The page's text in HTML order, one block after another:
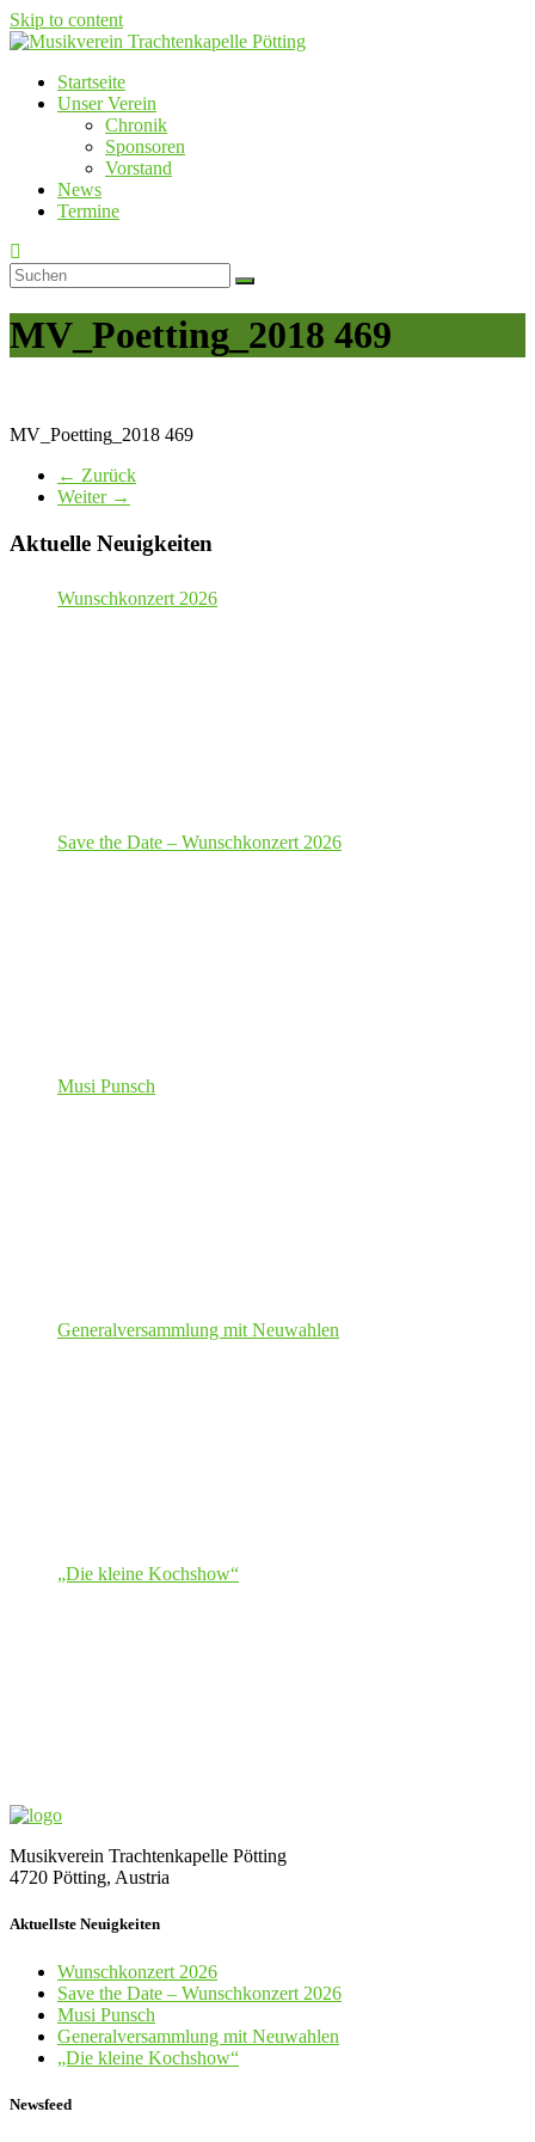
Skip to content
Musikverein Trachtenkapelle Pötting
Startseite
Unser Verein
Chronik
Sponsoren
Vorstand
News
Termine
MV_Poetting_2018 469
MV_Poetting_2018 469
← Zurück
Weiter →
Aktuelle Neuigkeiten
Wunschkonzert 2026
Save the Date – Wunschkonzert 2026
Musi Punsch
Generalversammlung mit Neuwahlen
„Die kleine Kochshow“
Musikverein Trachtenkapelle Pötting
4720 Pötting, Austria
Aktuellste Neuigkeiten
Wunschkonzert 2026
Save the Date – Wunschkonzert 2026
Musi Punsch
Generalversammlung mit Neuwahlen
„Die kleine Kochshow“
Newsfeed